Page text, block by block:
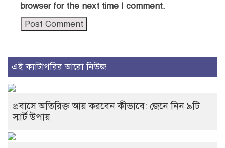
browser for the next time I comment.
এই ক্যাটাগরির আরো নিউজ
প্রবাসে অতিরিক্ত আয় করবেন কীভাবে: জেনে নিন ৯টি
স্মার্ট উপায়